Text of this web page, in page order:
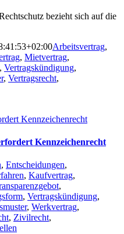
bezieht sich auf die
Arbeitsvertrag,
, Mietvertrag,
, Vertragskündigung,
, Vertragsrecht,
Kennzeichenrecht
Kennzeichenrecht
, Entscheidungen,
, Kaufvertrag,
,
, Vertragskündigung,
, Werkvertrag,
, Zivilrecht,